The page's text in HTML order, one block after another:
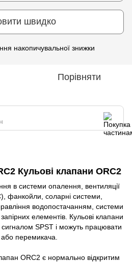
швидко
накопичувальної знижки
Порівняти
Кульові клапани ORC2
в cистеми опалення, вентиляції
фанкойли, соларні системи,
водопостачанням, системи
запірних елементів. Кульові клапани
SPST і можуть працювати
або перемикача.
ORC2 є нормально відкритим